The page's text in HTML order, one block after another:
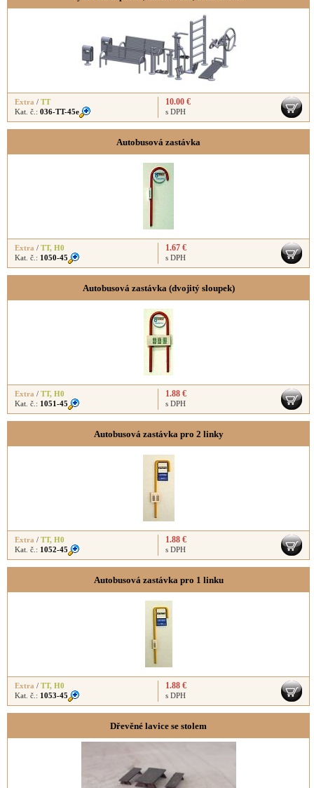
Extra / TT
Kat. č.: 036-TT-45e
10.00 €
s DPH
Autobusová zastávka
Extra / TT, H0
Kat. č.: 1050-45
1.67 €
s DPH
Autobusová zastávka (dvojitý sloupek)
Extra / TT, H0
Kat. č.: 1051-45
1.88 €
s DPH
Autobusová zastávka pro 2 linky
Extra / TT, H0
Kat. č.: 1052-45
1.88 €
s DPH
Autobusová zastávka pro 1 linku
Extra / TT, H0
Kat. č.: 1053-45
1.88 €
s DPH
Dřevěné lavice se stolem